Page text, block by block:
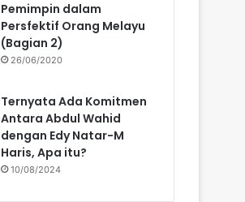
Pemimpin dalam
Persfektif Orang Melayu
(Bagian 2)
26/06/2020
Ternyata Ada Komitmen
Antara Abdul Wahid
dengan Edy Natar-M
Haris, Apa itu?
10/08/2024